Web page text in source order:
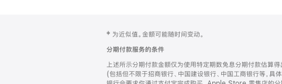
页
脚
注
‡ 为近似值。金额可能随时间变动。
分期付款服务的条件
上述所示分期付款金额仅为使用特定期数免息分期付款估算
(包括但不限于招商银行、中国建设银行、中国工商银行等，